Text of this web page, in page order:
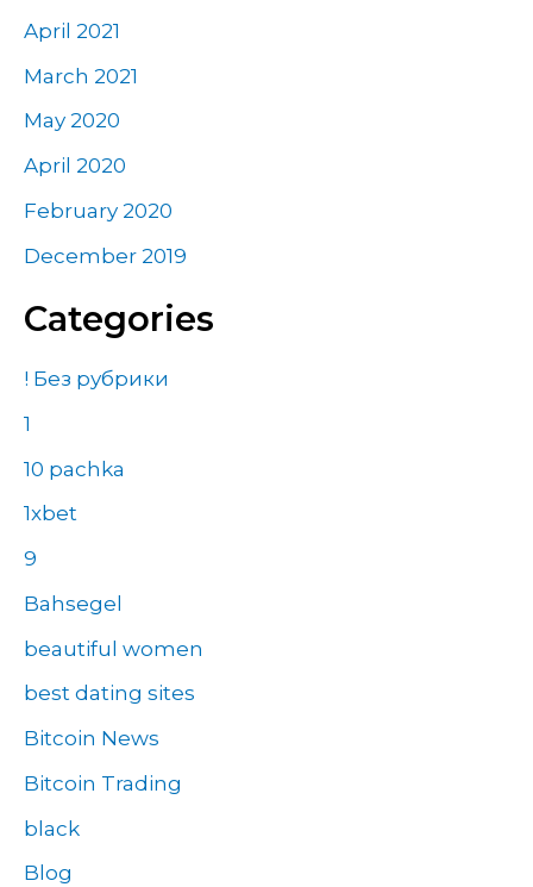
April 2021
March 2021
May 2020
April 2020
February 2020
December 2019
Categories
! Без рубрики
1
10 pachka
1xbet
9
Bahsegel
beautiful women
best dating sites
Bitcoin News
Bitcoin Trading
black
Blog